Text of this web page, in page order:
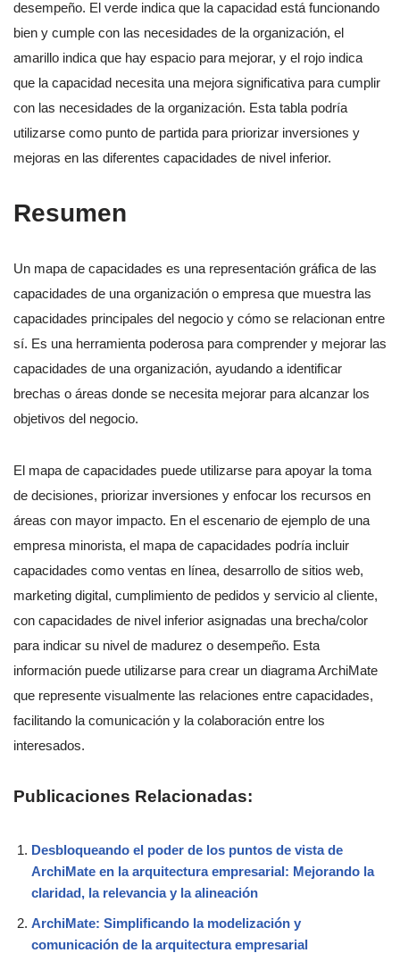
desempeño. El verde indica que la capacidad está funcionando
bien y cumple con las necesidades de la organización, el
amarillo indica que hay espacio para mejorar, y el rojo indica
que la capacidad necesita una mejora significativa para cumplir
con las necesidades de la organización. Esta tabla podría
utilizarse como punto de partida para priorizar inversiones y
mejoras en las diferentes capacidades de nivel inferior.
Resumen
Un mapa de capacidades es una representación gráfica de las
capacidades de una organización o empresa que muestra las
capacidades principales del negocio y cómo se relacionan entre
sí. Es una herramienta poderosa para comprender y mejorar las
capacidades de una organización, ayudando a identificar
brechas o áreas donde se necesita mejorar para alcanzar los
objetivos del negocio.
El mapa de capacidades puede utilizarse para apoyar la toma
de decisiones, priorizar inversiones y enfocar los recursos en
áreas con mayor impacto. En el escenario de ejemplo de una
empresa minorista, el mapa de capacidades podría incluir
capacidades como ventas en línea, desarrollo de sitios web,
marketing digital, cumplimiento de pedidos y servicio al cliente,
con capacidades de nivel inferior asignadas una brecha/color
para indicar su nivel de madurez o desempeño. Esta
información puede utilizarse para crear un diagrama ArchiMate
que represente visualmente las relaciones entre capacidades,
facilitando la comunicación y la colaboración entre los
interesados.
Publicaciones Relacionadas:
Desbloqueando el poder de los puntos de vista de
ArchiMate en la arquitectura empresarial: Mejorando la
claridad, la relevancia y la alineación
ArchiMate: Simplificando la modelización y
comunicación de la arquitectura empresarial